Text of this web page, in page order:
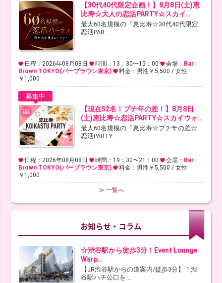
【30代40代限定企画！】8月8日(土)恵
比寿☆大人の恋活PARTY☆スカイ…
最大60名規模の『恵比寿☆30代40代限定
恋活PAR ...
日程：2026年08月08日 時間：13：30〜15：00 会場： Bar
Brown TOKYO(バーブラウン東京)
料金：男性￥5,500 / 女性
￥1,000
募集中
【現在52名！プチ年の差！】8月8日
(土)恵比寿☆恋活PARTY☆スカイウォ…
最大60名規模の『恵比寿☆プチ年の差☆
恋活PARTY ...
日程：2026年08月08日 時間：19：30〜21：00 会場： Bar
Brown TOKYO(バーブラウン東京)
料金：男性￥5,500 / 女性
￥1,000
≫ 一覧へ
☆渋谷駅から徒歩3分！Event Lounge
Warp…
【JR渋谷駅からの道案内/徒歩3分】 1.渋
谷駅ハチ公口を ...